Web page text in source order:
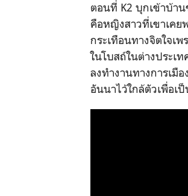
ตอนที่ K2 บุกเข้าบ้า
คือหญิงสาวที่เขาเค
กระเทือนทางจิตใจเ
ในโบสถ์ในต่างประเ
ลงทำงานทางการเมื
อันนาไว้ใกล้ตัวเพื่อเ